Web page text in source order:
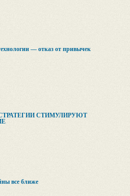
— отказ от привычек
СТИМУЛИРУЮТ
все ближе